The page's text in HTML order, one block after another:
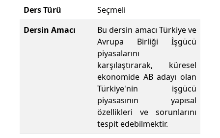
Ders Türü
Seçmeli
Dersin Amacı
Bu dersin amacı Türkiye ve
Avrupa Birliği İşgücü
piyasalarını
karşılaştırarak, küresel
ekonomide AB adayı olan
Türkiye'nin işgücü
piyasasının yapısal
özellikleri ve sorunlarını
tespit edebilmektir.